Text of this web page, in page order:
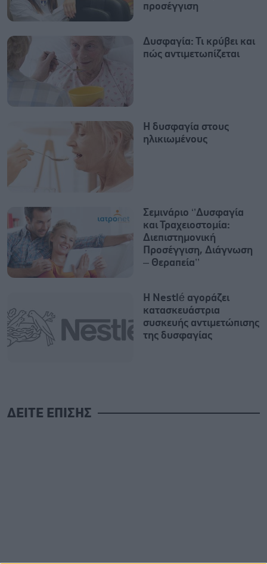
προσέγγιση
Δυσφαγία: Τι κρύβει και
πώς αντιμετωπίζεται
Η δυσφαγία στους
ηλικιωμένους
Σεμινάριο ‘’Δυσφαγία
και Τραχειοστομία:
Διεπιστημονική
Προσέγγιση, Διάγνωση
– Θεραπεία’’
H Nestlé αγοράζει
κατασκευάστρια
συσκευής αντιμετώπισης
της δυσφαγίας
ΔΕΙΤΕ ΕΠΙΣΗΣ